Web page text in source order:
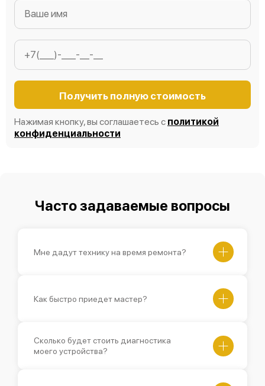
Получить полную стоимость
Нажимая кнопку, вы соглашаетесь с политикой
конфиденциальности
Часто задаваемые вопросы
Мне дадут технику на время ремонта?
Как быстро приедет мастер?
Сколько будет стоить диагностика
моего устройства?